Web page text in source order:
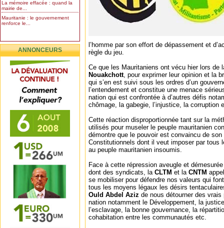
La mémoire effacée : quand la
mairie de...
Mauritanie : le gouvernement
renforce le...
ANNONCEURS
l’homme par son effort de dépassement et
règle du jeu.
Ce que les Mauritaniens ont vécu hier lors de
Nouakchott, pour exprimer leur opinion et la
qui s’en est suivi sous les ordres d’un
l’entendement et constitue une menace
nation qui est confrontée à d’autres défis
chômage, la gabegie, l’injustice, la corruption
Cette réaction disproportionnée tant sur la
utilisés pour museler le peuple mauritanien
démontre que le pouvoir est convaincu de
Constitutionnels dont il veut imposer par tous
au peuple mauritanien insoumis.
Face à cette répression aveugle et
dont des syndicats, la CLTM et la CNTM
se mobiliser pour défendre nos valeurs qui
tous les moyens légaux les désirs
Ould Abdel Aziz de nous détourner des
nation notamment le Développement, la
l’esclavage, la bonne gouvernance, la
cohabitation entre les communautés etc.